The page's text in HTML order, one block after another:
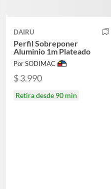
DAIRU
Perfil Sobreponer
Aluminio 1m Plateado
Por SODIMAC
$ 3.990
Retira desde 90 min